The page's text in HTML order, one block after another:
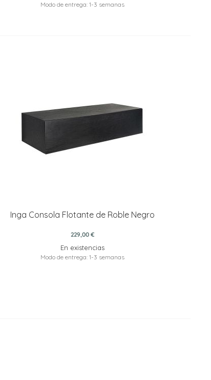
Modo de entrega: 1-3 semanas
Inga Consola Flotante de Roble Negro
229,00 €
En existencias
Modo de entrega: 1-3 semanas